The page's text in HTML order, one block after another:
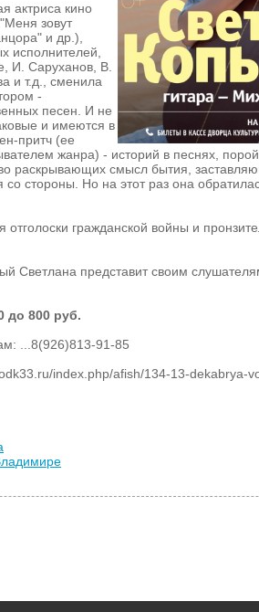
актриса кино
зовут
и др.),
исполнителей,
И. Саруханов, В.
и т.д., сменила
-
песен. И не
и имеются в
притч (ее
жанра) - историй в песнях,
раскрывающих смысл бытия,
со стороны. Но на этот раз она
отголоски гражданской войны и
Светлана представит своим
до 800 руб.
...8(926)813-91-85
index.php/afish/134-13-dekabrya-